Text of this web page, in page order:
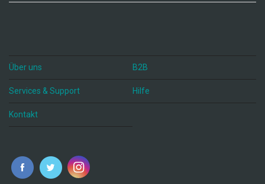
Über uns B2B
Services & Support Hilfe
Kontakt